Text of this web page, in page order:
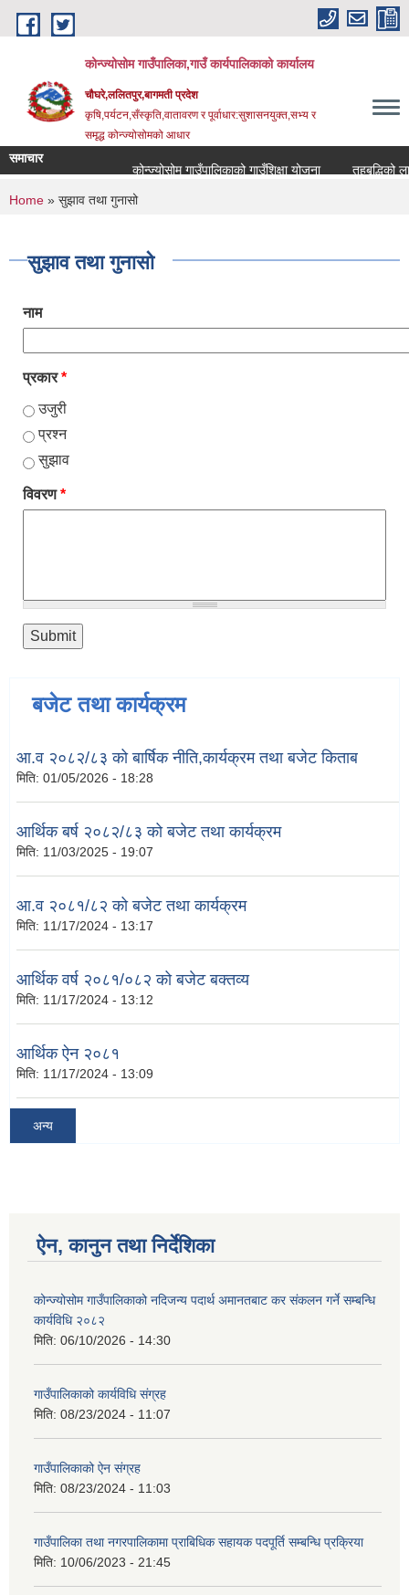
Skip to main content
कोन्ज्योसोम गाउँपालिका,गाउँ कार्यपालिकाको कार्यालय
चौघरे,ललितपुर,बागमती प्रदेश
कृषि,पर्यटन,सँस्कृति,वातावरण र पूर्वाधार:सुशासनयुक्त,सभ्य र
समृद्ध कोन्ज्योसोमको आधार
समाचार
कोन्ज्योसोम गाउँपालिकाको गाउँशिक्षा योजना
तहबृद्धिको
You are here
Home » सुझाव तथा गुनासो
सुझाव तथा गुनासो
नाम
प्रकार*
उजुरी
प्रश्न
सुझाव
विवरण*
बजेट तथा कार्यक्रम
आ.व २०८२/८३ को बार्षिक नीति,कार्यक्रम तथा बजेट किताब
मिति: 01/05/2026 - 18:28
आर्थिक बर्ष २०८२/८३ को बजेट तथा कार्यक्रम
मिति: 11/03/2025 - 19:07
आ.व २०८१/८२ को बजेट तथा कार्यक्रम
मिति: 11/17/2024 - 13:17
आर्थिक वर्ष २०८१/०८२ को बजेट बक्तव्य
मिति: 11/17/2024 - 13:12
आर्थिक ऐन २०८१
मिति: 11/17/2024 - 13:09
अन्य
ऐन, कानुन तथा निर्देशिका
कोन्ज्योसोम गाउँपालिकाको नदिजन्य पदार्थ अमानतबाट कर संकलन गर्ने सम्बन्धि
कार्यविधि २०८२
मिति: 06/10/2026 - 14:30
गाउँपालिकाको कार्यविधि संग्रह
मिति: 08/23/2024 - 11:07
गाउँपालिकाको ऐन संग्रह
मिति: 08/23/2024 - 11:03
गाउँपालिका तथा नगरपालिकामा प्राबिधिक सहायक पदपूर्ति सम्बन्धि प्रक्रिया
मिति: 10/06/2023 - 21:45